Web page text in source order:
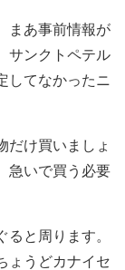
あ事前情報が
サンクトペテル
してなかったニ
だけ買いましょ
急いで買う必要
と周ります。
ょうどカナイセ